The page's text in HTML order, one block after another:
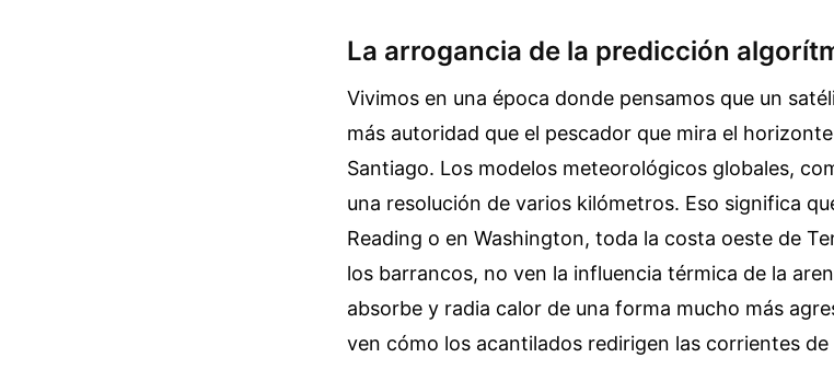
La arrogancia de la predicción
Vivimos en una época donde pensamos que un
más autoridad que el pescador que mira el
Santiago. Los modelos meteorológicos globales,
una resolución de varios kilómetros. Eso significa
Reading o en Washington, toda la costa oeste de
los barrancos, no ven la influencia térmica de la
absorbe y radia calor de una forma mucho más
ven cómo los acantilados redirigen las corrientes